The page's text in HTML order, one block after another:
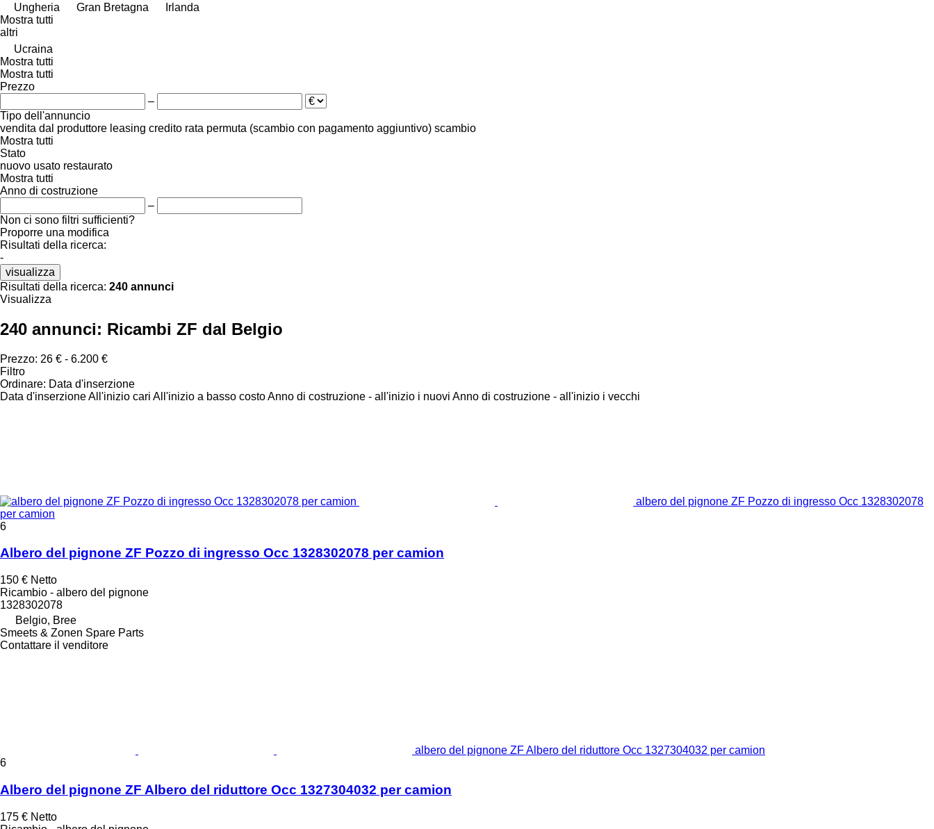
Ungheria
Gran Bretagna
Irlanda
Mostra tutti
altri
Ucraina
Mostra tutti
Mostra tutti
Prezzo
–
Tipo dell'annuncio
vendita dal produttore leasing credito rata permuta (scambio con pagamento aggiuntivo) scambio
Mostra tutti
Stato
nuovo usato restaurato
Mostra tutti
Anno di costruzione
–
Non ci sono filtri sufficienti?
Proporre una modifica
Risultati della ricerca:
-
visualizza
Risultati della ricerca: 240 annunci
Visualizza
240 annunci: Ricambi ZF dal Belgio
Prezzo: 26 € - 6.200 €
Filtro
Ordinare: Data d'inserzione
Data d'inserzioneAll'inizio cari All'inizio a basso costoAnno di costruzione - all'inizio i nuovi Anno di costruzione - all'inizio i vecchi
albero del pignone ZF Pozzo di ingresso Occ 1328302078
per camion
6
Albero del pignone ZF Pozzo di ingresso Occ 1328302078 per camion
150 € Netto
Ricambio - albero del pignone
1328302078
Belgio, Bree
Smeets & Zonen Spare Parts
Contattare il venditore
albero del pignone ZF Albero del riduttore Occ 1327304032 per camion
6
Albero del pignone ZF Albero del riduttore Occ 1327304032 per camion
175 € Netto